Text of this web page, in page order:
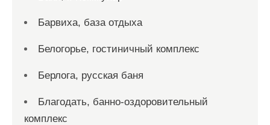
Барвиха, база отдыха
Белогорье, гостиничный комплекс
Берлога, русская баня
Благодать, банно-оздоровительный
комплекс